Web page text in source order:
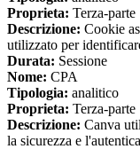
Proprieta: Terza-parte
Descrizione: Cookie
utilizzato per
Durata: Sessione
Nome: CPA
Tipologia: analitico
Proprieta: Terza-parte
Descrizione: Canva
la sicurezza e